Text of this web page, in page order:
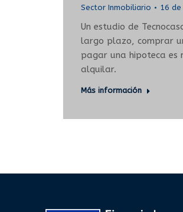
Sector Inmobiliario 16
Un estudio de
largo plazo, comprar
pagar una hipoteca es
alquilar.
Más información